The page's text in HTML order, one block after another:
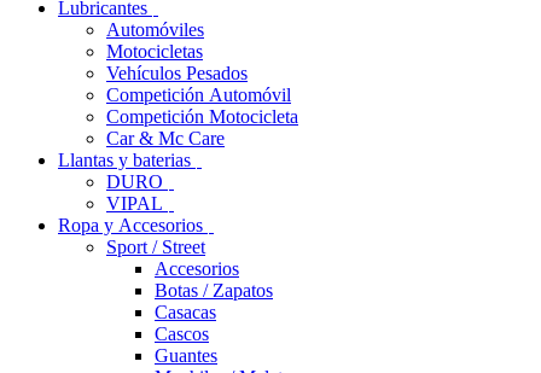
Lubricantes
Automóviles
Motocicletas
Vehículos Pesados
Competición Automóvil
Competición Motocicleta
Car & Mc Care
Llantas y baterias
DURO
VIPAL
Ropa y Accesorios
Sport / Street
Accesorios
Botas / Zapatos
Casacas
Cascos
Guantes